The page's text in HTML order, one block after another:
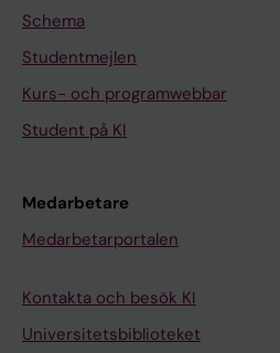
Schema
Studentmejlen
Kurs- och programwebbar
Student på KI
Medarbetare
Medarbetarportalen
Kontakta och besök KI
Universitetsbiblioteket